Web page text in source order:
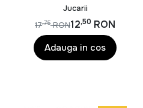
ROAD, 360 DE GRADE,
MOMKI, NEGRU
Jucarii
12,50 RON
17,75 RON
Adauga in cos